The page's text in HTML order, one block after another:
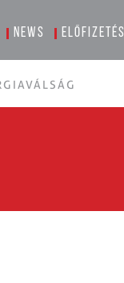
News Előfizetés